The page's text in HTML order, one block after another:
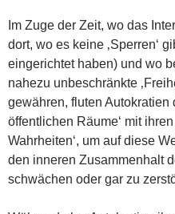
Im Zuge der Zeit, wo das
dort, wo es keine ‚Sperren‘
eingerichtet haben) und wo
nahezu unbeschränkte
gewähren, fluten Autokratien
öffentlichen Räume‘ mit
Wahrheiten‘, um auf diese
den inneren Zusammenhalt
schwächen oder gar zu